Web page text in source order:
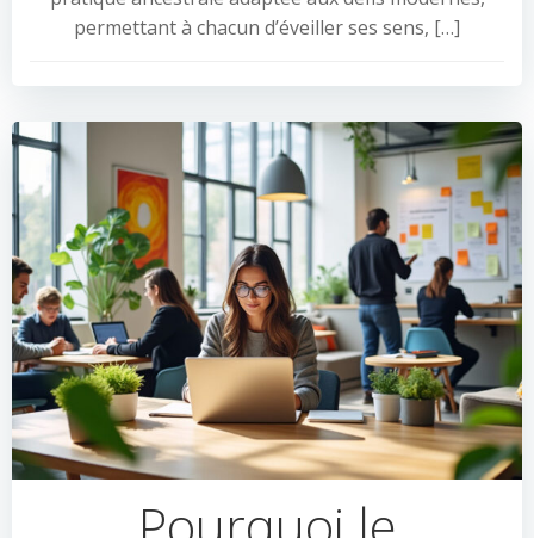
permettant à chacun d’éveiller ses sens, […]